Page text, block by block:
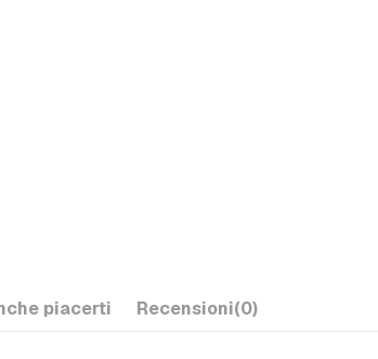
piacerti Recensioni(0)